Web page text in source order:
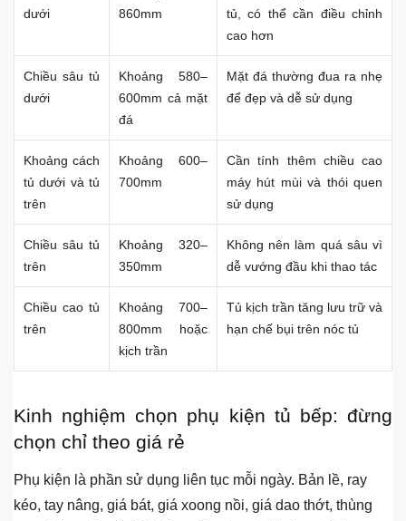
dưới
860mm
tủ, có thể cần điều chỉnh
cao hơn
Chiều sâu tủ
dưới
Khoảng 580–
600mm cả mặt
đá
Mặt đá thường đua ra nhẹ
để đẹp và dễ sử dụng
Khoảng cách
tủ dưới và tủ
trên
Khoảng 600–
700mm
Cần tính thêm chiều cao
máy hút mùi và thói quen
sử dụng
Chiều sâu tủ
trên
Khoảng 320–
350mm
Không nên làm quá sâu vì
dễ vướng đầu khi thao tác
Chiều cao tủ
trên
Khoảng 700–
800mm hoặc
kịch trần
Tủ kịch trần tăng lưu trữ và
hạn chế bụi trên nóc tủ
Kinh nghiệm chọn phụ kiện tủ bếp: đừng
chọn chỉ theo giá rẻ
Phụ kiện là phần sử dụng liên tục mỗi ngày. Bản lề, ray
kéo, tay nâng, giá bát, giá xoong nồi, giá dao thớt, thùng